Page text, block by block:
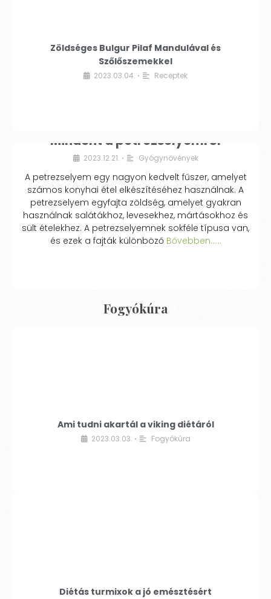
Zöldséges Bulgur Pilaf Mandulával és
Szőlőszemekkel
2023.03.04. • Receptek
Mindent a petrezselyemről
2023.12.21. • Gyógynövények
A petrezselyem egy nagyon kedvelt fűszer, amelyet
számos konyhai étel elkészítéséhez használnak. A
petrezselyem egyfajta zöldség, amelyet gyakran
használnak salátákhoz, levesekhez, mártásokhoz és
sült ételekhez. A petrezselyemnek sokféle típusa van,
és ezek a fajták különbözőBővebben...…
Fogyókúra
Ami tudni akartál a viking diétáról
2023.03.03. • Fogyókúra
Diétás turmixok a jó emésztésért